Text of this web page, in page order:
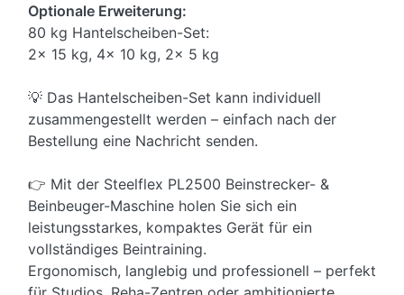
Optionale Erweiterung:
80 kg Hantelscheiben-Set:
2× 15 kg, 4× 10 kg, 2× 5 kg
💡 Das Hantelscheiben-Set kann individuell
zusammengestellt werden – einfach nach der
Bestellung eine Nachricht senden.
👉 Mit der Steelflex PL2500 Beinstrecker- &
Beinbeuger-Maschine holen Sie sich ein
leistungsstarkes, kompaktes Gerät für ein
vollständiges Beintraining.
Ergonomisch, langlebig und professionell – perfekt